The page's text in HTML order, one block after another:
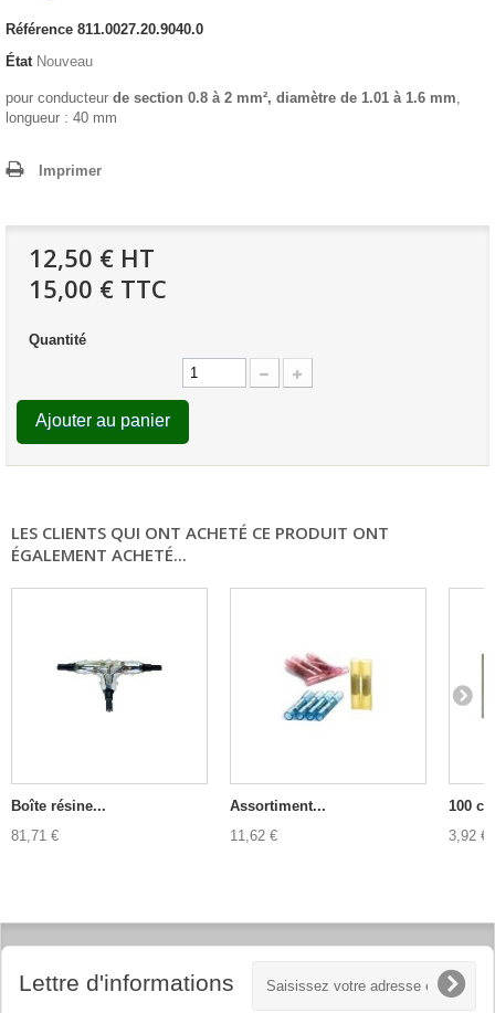
Référence 811.0027.20.9040.0
État Nouveau
pour conducteur de section 0.8 à 2 mm², diamètre de 1.01 à 1.6 mm,
longueur : 40 mm
Imprimer
12,50 € HT
15,00 € TTC
Quantité
Ajouter au panier
LES CLIENTS QUI ONT ACHETÉ CE PRODUIT ONT
ÉGALEMENT ACHETÉ...
Boîte résine...
81,71 €
Assortiment...
11,62 €
100
3,92 €
Lettre d'informations